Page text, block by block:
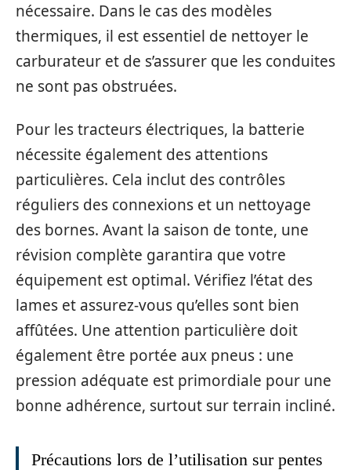
nécessaire. Dans le cas des modèles
thermiques, il est essentiel de nettoyer le
carburateur et de s’assurer que les conduites
ne sont pas obstruées.
Pour les tracteurs électriques, la batterie
nécessite également des attentions
particulières. Cela inclut des contrôles
réguliers des connexions et un nettoyage
des bornes. Avant la saison de tonte, une
révision complète garantira que votre
équipement est optimal. Vérifiez l’état des
lames et assurez-vous qu’elles sont bien
affûtées. Une attention particulière doit
également être portée aux pneus : une
pression adéquate est primordiale pour une
bonne adhérence, surtout sur terrain incliné.
Précautions lors de l’utilisation sur pentes